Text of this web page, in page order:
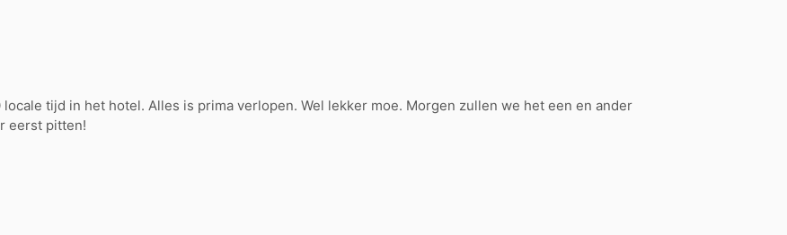
locale tijd in het hotel. Alles is prima verlopen. Wel lekker moe. Morgen zullen we het een en ander
eerst pitten!